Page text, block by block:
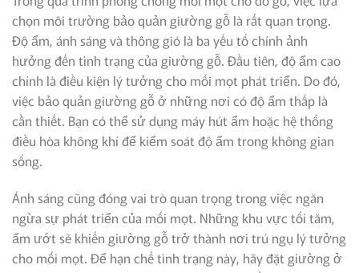
chọn môi trường bảo quản giường gỗ là rất quan trọng.
Độ ẩm, ánh sáng và thông gió là ba yếu tố chính ảnh
hưởng đến tình trạng của giường gỗ. Đầu tiên, độ ẩm cao
chính là điều kiện lý tưởng cho mối mọt phát triển. Do đó,
việc bảo quản giường gỗ ở những nơi có độ ẩm thấp là
cần thiết. Bạn có thể sử dụng máy hút ẩm hoặc hệ thống
điều hòa không khí để kiểm soát độ ẩm trong không gian
sống.
Ánh sáng cũng đóng vai trò quan trọng trong việc ngăn
ngừa sự phát triển của mối mọt. Những khu vực tối tăm,
ẩm ướt sẽ khiến giường gỗ trở thành nơi trú ngụ lý tưởng
cho mối mọt. Để hạn chế tình trạng này, hãy đặt giường ở